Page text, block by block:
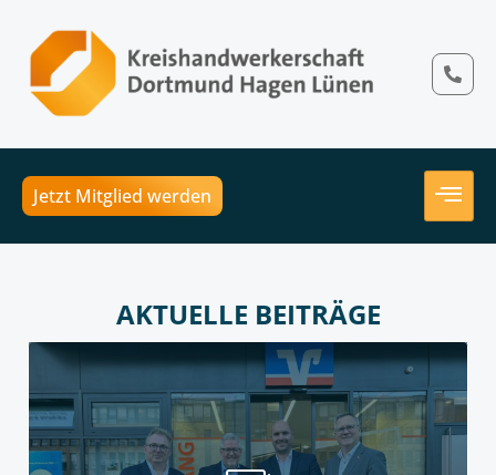
Jetzt Mitglied werden
AKTUELLE BEITRÄGE